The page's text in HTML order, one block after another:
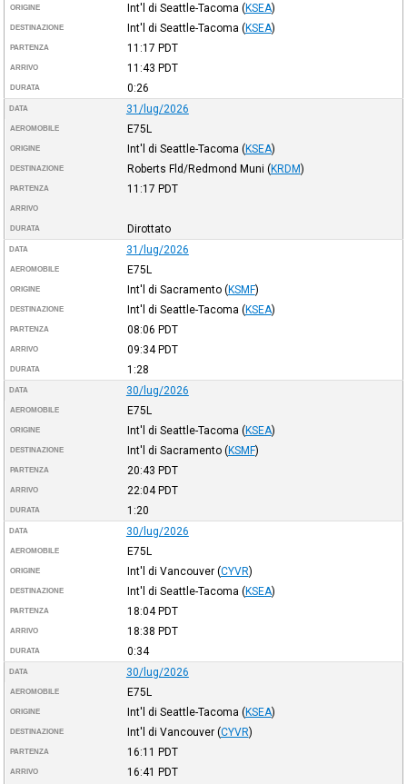
ORIGINE Int'l di Seattle-Tacoma (KSEA)
DESTINAZIONE Int'l di Seattle-Tacoma (KSEA)
PARTENZA 11:17 PDT
ARRIVO 11:43 PDT
DURATA 0:26
DATA 31/lug/2026
AEROMOBILE E75L
ORIGINE Int'l di Seattle-Tacoma (KSEA)
DESTINAZIONE Roberts Fld/Redmond Muni (KRDM)
PARTENZA 11:17 PDT
ARRIVO
DURATA Dirottato
DATA 31/lug/2026
AEROMOBILE E75L
ORIGINE Int'l di Sacramento (KSMF)
DESTINAZIONE Int'l di Seattle-Tacoma (KSEA)
PARTENZA 08:06 PDT
ARRIVO 09:34PDT
DURATA 1:28
DATA 30/lug/2026
AEROMOBILE E75L
ORIGINE Int'l di Seattle-Tacoma (KSEA)
DESTINAZIONE Int'l di Sacramento (KSMF)
PARTENZA 20:43 PDT
ARRIVO 22:04PDT
DURATA 1:20
DATA 30/lug/2026
AEROMOBILE E75L
ORIGINE Int'l di Vancouver (CYVR)
DESTINAZIONE Int'l di Seattle-Tacoma (KSEA)
PARTENZA 18:04PDT
ARRIVO 18:38 PDT
DURATA 0:34
DATA 30/lug/2026
AEROMOBILE E75L
ORIGINE Int'l di Seattle-Tacoma (KSEA)
DESTINAZIONE Int'l di Vancouver (CYVR)
PARTENZA 16:11 PDT
ARRIVO 16:41 PDT